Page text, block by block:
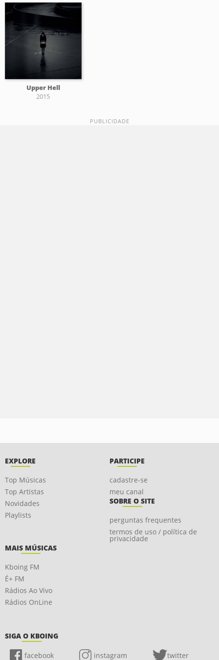
Upper Hell
2015
EXPLORE
Top Músicas
Top Artistas
Novidades
Playlists
PARTICIPE
cadastre-se
meu canal
SOBRE O SITE
perguntas frequentes
termos de uso / política de
privacidade
MAIS MÚSICAS
Kboing FM
É+ FM
Rádios Ao Vivo
Rádios OnLine
SIGA O KBOING
facebook instagram twitter